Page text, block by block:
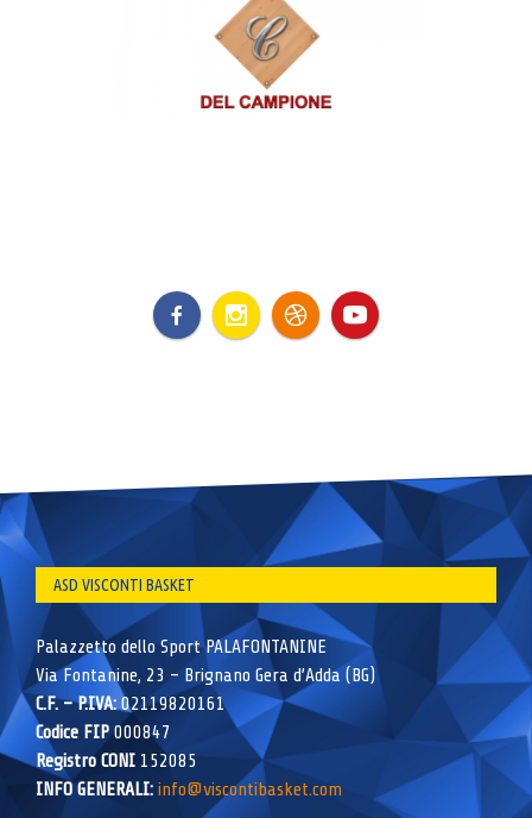
ASD VISCONTI BASKET
Palazzetto dello Sport PALAFONTANINE
Via Fontanine, 23 – Brignano Gera d’Adda (BG)
C.F. – P.IVA:02119820161
Codice FIP000847
Registro CONI 152085
INFO GENERALI: info@viscontibasket.com